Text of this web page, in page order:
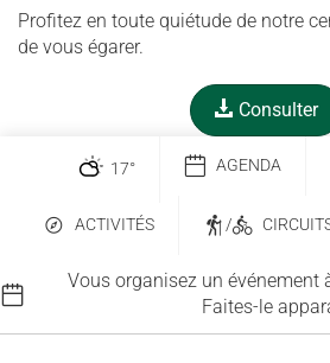
Profitez en toute quiétude de notre
de vous égarer.
Consulter
17° AGENDA
ACTIVITÉS /
Vous organisez un événement
Faites-le